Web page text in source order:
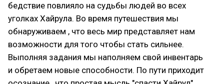
бедствие повлияло на судьбы людей во всех
уголках Хайрула. Во время путешествия мы
обнаруживаем , что весь мир представляет нам
возможности для того чтобы стать сильнее.
Выполняя задания мы наполняем свой инвентарь
и обретаем новые способности. По пути приходит